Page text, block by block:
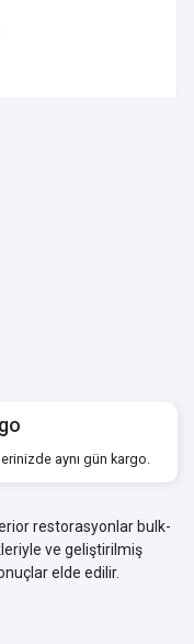
aynı gün kargo.
restorasyonlar bulk-
ve geliştirilmiş
elde edilir.